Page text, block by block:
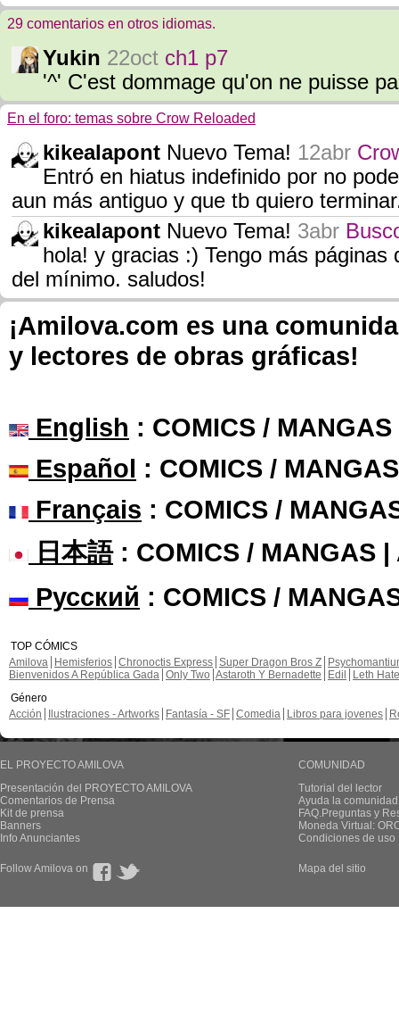
29 comentarios en otros idiomas.
Yukin 22oct ch1 p7
'^' C'est dommage qu'on ne puisse
En el foro: temas sobre Crow Reloaded
kikealapont Nuevo Tema! 12abr
Entró en hiatus indefinido por no
aun más antiguo y que tb quiero
kikealapont Nuevo Tema! 3abr
hola! y gracias :) Tengo más
del mínimo. saludos!
¡Amilova.com es una
y lectores de obras gráficas!
English : COMICS /
Español : COMICS /
Français : COMICS /
日本語: COMICS / MANGAS |
Русский : COMICS /
TOP CÓMICS
Amilova
Hemisferios Chronoctis Express Super Dragon Bros Z
Bienvenidos A República Gada Only Two Astaroth Y Bernadette Edil
Leth Hate
Género
Acción
Ilustraciones - Artworks Fantasía - SF Comedia Libros para jovenes
EL PROYECTO AMILOVA
Presentación del PROYECTO AMILOVA
Comentarios de Prensa
Kit de prensa
Banners
Info Anunciantes
COMUNIDAD
Tutorial del lector
Ayuda la
FAQ.Preguntas y
Moneda Virtual:
Condiciones de uso
Follow Amilova on Mapa del sitio